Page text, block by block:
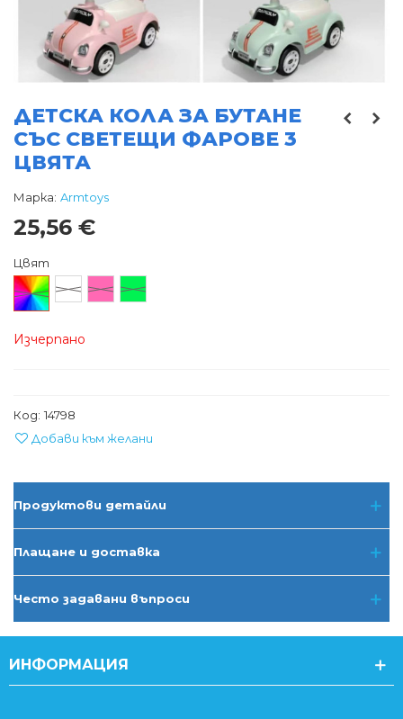
ДЕТСКА КОЛА ЗА БУТАНЕ
СЪС СВЕТЕЩИ ФАРОВЕ 3
ЦВЯТА
Марка: Armtoys
25,56 €
Цвят
Произволен/
микс
Бял РозовЗелен
Изчерпано
Код: 14798
Добави към желани
Продуктови детайли
Плащане и доставка
Често задавани въпроси
ИНФОРМАЦИЯ